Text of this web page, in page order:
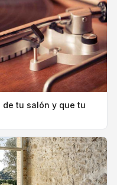
de tu salón y que tu